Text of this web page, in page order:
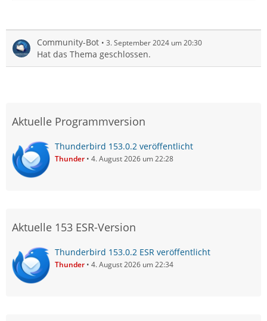
Community-Bot 3. September 2024 um 20:30
Hat das Thema geschlossen.
Aktuelle Programmversion
Thunderbird 153.0.2 veröffentlicht
Thunder 4. August 2026 um 22:28
Aktuelle 153 ESR-Version
Thunderbird 153.0.2 ESR veröffentlicht
Thunder 4. August 2026 um 22:34